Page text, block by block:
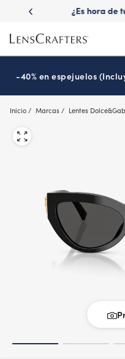
main
content
lentes
¿Es hora de
-40% en espejuelos
Inicio Marcas Lentes